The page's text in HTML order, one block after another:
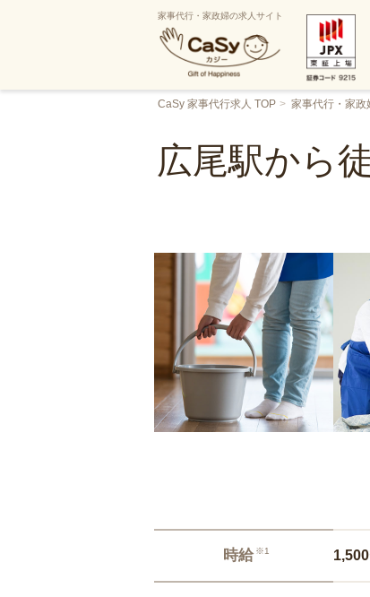
家事代行・家政婦の求人サイト
CaSy 家事代行求人 TOP 家事代行・家政
広尾駅から
時給 ※1